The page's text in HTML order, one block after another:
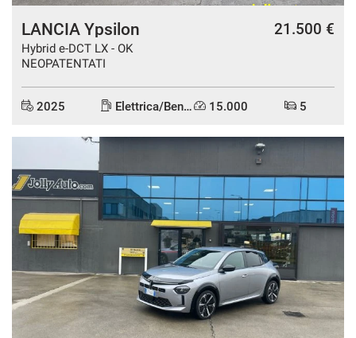
LANCIA Ypsilon
Hybrid e-DCT LX - OK
NEOPATENTATI
21.500 €
2025 Elettrica/Benzina 15.000 5
DISPONIBILE